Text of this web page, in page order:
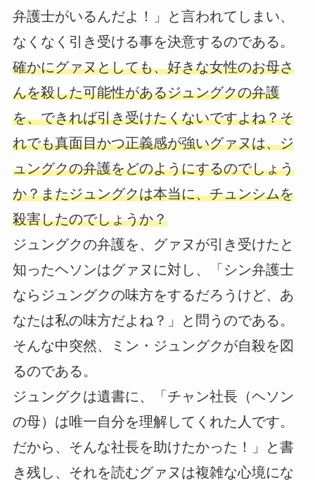
弁護士がいるんだよ！」と言われてしまい、
なくなく引き受ける事を決意するのである。
確かにグァヌとしても、好きな女性のお母さ
んを殺した可能性があるジュングクの弁護
を、できれば引き受けたくないですよね？そ
れでも真面目かつ正義感が強いグァヌは、ジ
ュングクの弁護をどのようにするのでしょう
か？またジュングクは本当に、チュンシムを
殺害したのでしょうか？
ジュングクの弁護を、グァヌが引き受けたと
知ったヘソンはグァヌに対し、「シン弁護士
ならジュングクの味方をするだろうけど、あ
なたは私の味方だよね？」と問うのである。
そんな中突然、ミン・ジュングクが自殺を図
るのである。
ジュングクは遺書に、「チャン社長（ヘソン
の母）は唯一自分を理解してくれた人です。
だから、そんな社長を助けたかった！」と書
き残し、それを読むグァヌは複雑な心境にな